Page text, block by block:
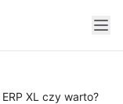
XL czy warto?